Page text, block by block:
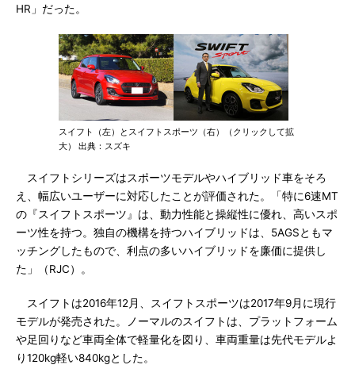
HR」だった。
スイフト（左）とスイフトスポーツ（右）（クリックして拡
大） 出典：スズキ
スイフトシリーズはスポーツモデルやハイブリッド車をそろ
え、幅広いユーザーに対応したことが評価された。「特に6速MT
の『スイフトスポーツ』は、動力性能と操縦性に優れ、高いスポ
ーツ性を持つ。独自の機構を持つハイブリッドは、5AGSともマ
ッチングしたもので、利点の多いハイブリッドを廉価に提供し
た」（RJC）。
スイフトは2016年12月、スイフトスポーツは2017年9月に現行
モデルが発売された。ノーマルのスイフトは、プラットフォーム
や足回りなど車両全体で軽量化を図り、車両重量は先代モデルよ
り120kg軽い840kgとした。